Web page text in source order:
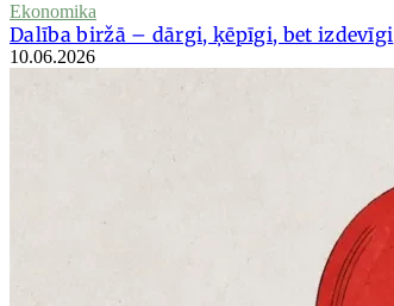
Ekonomika
Dalība biržā – dārgi, ķēpīgi, bet izdevīgi
10.06.2026